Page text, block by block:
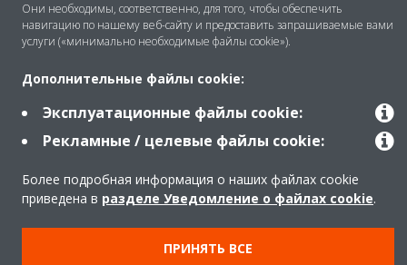
Конфиденциальность данных
Корпоративная этика
Data Act
Они необходимы, соответственно, для того, чтобы обеспечить
навигацию по нашему веб-сайту и предоставить запрашиваемые вами
услуги («минимально необходимые файлы cookie»).
Дополнительные файлы cookie:
Эксплуатационные файлы cookie:
Рекламные / целевые файлы cookie:
Более подробная информация о наших файлах cookie
приведена в разделе Уведомление о файлах cookie.
ПРИНЯТЬ ВСЕ